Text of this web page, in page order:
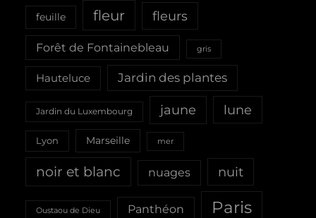
feuille fleur fleurs
Forêt de Fontainebleau gris
Hauteluce Jardin des plantes
Jardin du Luxembourg jaune lune
Lyon Marseille mer
noir et blanc nuages nuit
Oustaou de Dieu Panthéon Paris